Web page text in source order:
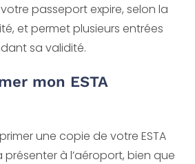
passeport expire, selon la
et permet plusieurs entrées
sa validité.
mon ESTA
une copie de votre ESTA
à l’aéroport, bien que